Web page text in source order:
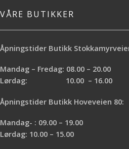
VÅRE BUTIKKER
Åpningstider Butikk
Mandag – Fredag: 08.00 – 20.00
Lørdag: 10.00 – 16.00
Åpningstider Butikk Hoveveien 80:
Mandag- : 09.00 – 19.00
Lørdag: 10.00 – 15.00